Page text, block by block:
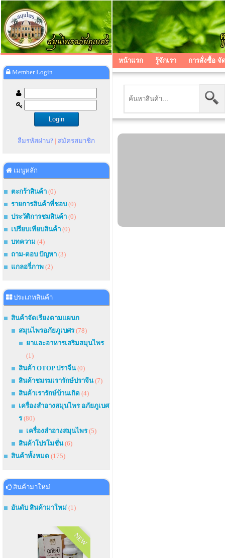
Member Login
ลืมรหัสผ่าน? | สมัครสมาชิก
เมนูหลัก
ตะกร้าสินค้า (0)
รายการสินค้าที่ชอบ (0)
ประวัติการชมสินค้า (0)
เปรียบเทียบสินค้า (0)
บทความ (4)
ถาม-ตอบ ปัญหา (3)
แกลอรี่ภาพ (2)
ประเภทสินค้า
สินค้าจัดเรียงตามแผนก
สมุนไพรอภัยภูเบศร(78)
ยาและอาหารเสริมสมุนไพร
(1)
สินค้า OTOP ปราจีน(0)
สินค้าชมรมเรารักษ์ปราจีน(7)
สินค้าเรารักษ์บ้านเกิด (4)
เครื่องสำอางสมุนไพร อภัยภูเบศ
ร(80)
เครื่องสำอางสมุนไพร(5)
สินค้าโปรโมชั่น(6)
สินค้าทั้งหมด (175)
สินค้ามาใหม่
อันดับ สินค้ามาใหม่ (1)
NEW
หน้าแรก รู้จักเรา การสั่งซื้อ-จั